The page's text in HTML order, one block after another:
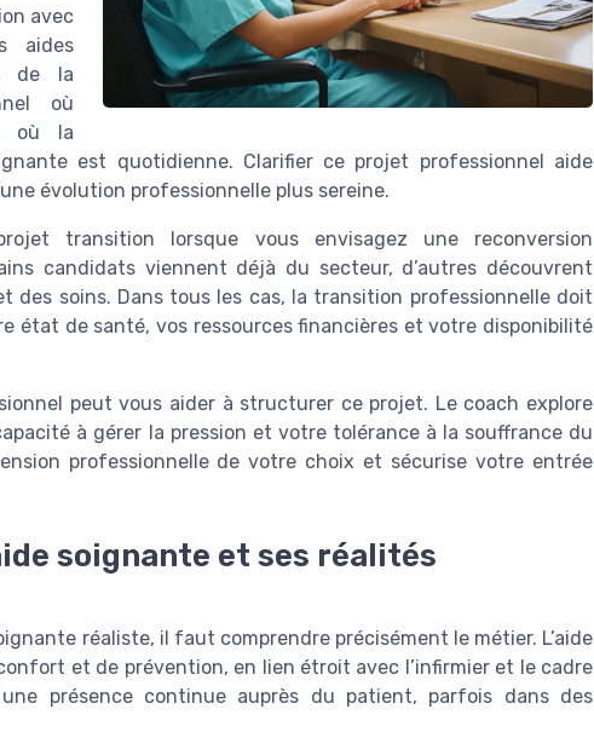
avec
aides
de la
où
où la
est quotidienne. Clarifier ce projet professionnel aide
évolution professionnelle plus sereine.
transition lorsque vous envisagez une reconversion
candidats viennent déjà du secteur, d’autres découvrent
soins. Dans tous les cas, la transition professionnelle doit
état de santé, vos ressources financières et votre disponibilité
peut vous aider à structurer ce projet. Le coach explore
à gérer la pression et votre tolérance à la souffrance du
professionnelle de votre choix et sécurise votre entrée
soignante et ses réalités
réaliste, il faut comprendre précisément le métier. L’aide
et de prévention, en lien étroit avec l’infirmier et le cadre
présence continue auprès du patient, parfois dans des